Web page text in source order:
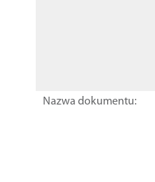
Nazwa dokumentu: